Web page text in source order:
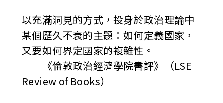
以充滿洞見的方式，投身於政治理論中
某個歷久不衰的主題：如何定義國家，
又要如何界定國家的複雜性。
──《倫敦政治經濟學院書評》（LSE
Review of Books）